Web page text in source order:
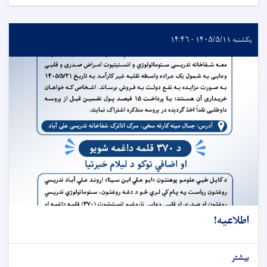
یکشنبه ۱۴۰۵/۵/۱۱ - ۱۴:۴۶
اطلاعیه!
بیشتر